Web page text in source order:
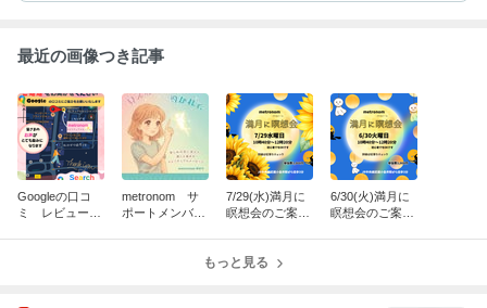
最近の画像つき記事
Googleの口コ
ミ レビューの
metronom サ
ポートメンバー
7/29(水)満月に
瞑想会のご案内
6/30(火)満月に
瞑想会のご案内
もっと見る